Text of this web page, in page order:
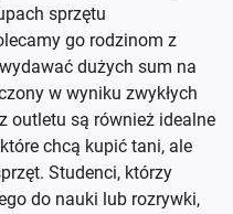
sprzętu
go rodzinom z
dużych sum na
w wyniku zwykłych
outletu są również idealne
chcą kupić tani, ale
Studenci, którzy
do nauki lub rozrywki,